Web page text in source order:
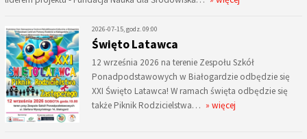
2026-07-15, godz. 09:00
Święto Latawca
12 września 2026 na terenie Zespołu Szkół
Ponadpodstawowych w Białogardzie odbędzie się
XXI Święto Latawca! W ramach święta odbędzie się
także Piknik Rodzicielstwa… » więcej